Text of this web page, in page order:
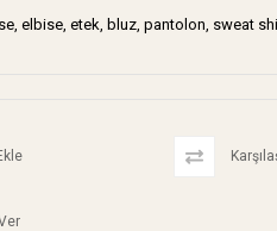
elbise, etek, bluz, pantolon, sweat